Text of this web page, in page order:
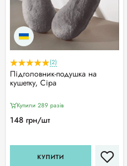
(2)
Підголовник-подушка на
кушетку, Сіра
Купили 289 разiв
148 грн/шт
КУПИТИ